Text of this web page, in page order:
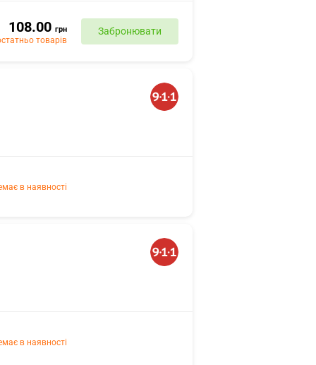
108.00 грн
товарів
Забронювати
в наявності
в наявності